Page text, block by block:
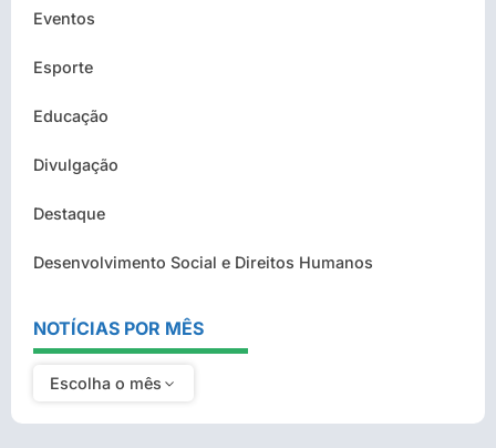
Eventos
Esporte
Educação
Divulgação
Destaque
Desenvolvimento Social e Direitos Humanos
NOTÍCIAS POR MÊS
Escolha o mês